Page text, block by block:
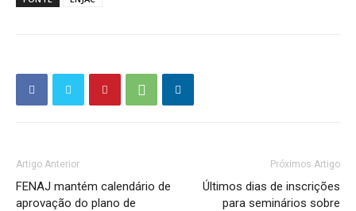
Artigo Anterior
FENAJ mantém calendário de
aprovação do plano de
Próximos Artigo
Últimos dias de inscrições
para seminários sobre